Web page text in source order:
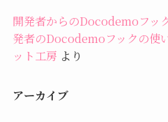
開発者からのDocodemoフッ
発者のDocodemoフックの使
ット工房 より
アーカイブ